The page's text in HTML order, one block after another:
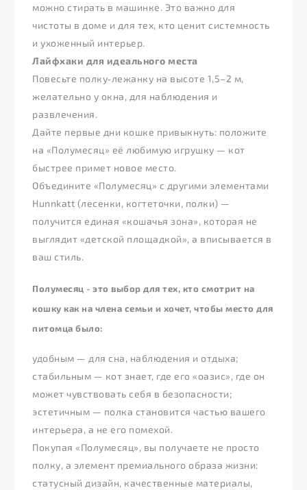
можно стирать в машинке. Это важно для
чистоты в доме и для тех, кто ценит системность
и ухоженный интерьер.
Лайфхаки для идеального места
Повесьте полку‑лежанку на высоте 1,5–2 м,
желательно у окна, для наблюдения и
развлечения.
Дайте первые дни кошке привыкнуть: положите
на «Полумесяц» её любимую игрушку — кот
быстрее примет новое место.
Объедините «Полумесяц» с другими элементами
Hunnkatt (лесенки, когтеточки, полки) —
получится единая «кошачья зона», которая не
выглядит «детской площадкой», а вписывается в
ваш стиль.
Полумесяц - это выбор для тех, кто смотрит на
кошку как на члена семьи и хочет, чтобы место для
питомца было:
удобным — для сна, наблюдения и отдыха;
стабильным — кот знает, где его «оазис», где он
может чувствовать себя в безопасности;
эстетичным — полка становится частью вашего
интерьера, а не его помехой.
Покупая «Полумесяц», вы получаете не просто
полку, а элемент премиального образа жизни:
статусный дизайн, качественные материалы,